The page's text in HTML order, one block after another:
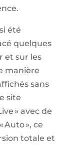
été
quelques
et sur les
manière
sans
site
» avec de
Auto », ce
totale et